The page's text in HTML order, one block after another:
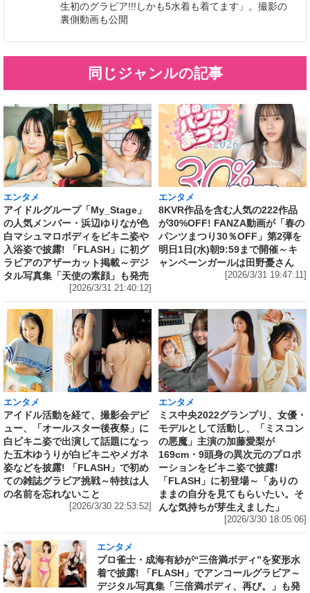
生初のグラビア!!!しかも5水着も着てます」。撮影の
裏側動画も公開
同じジャンルの記事
エンタメ
アイドルグループ「My_Stage」
の人気メンバー・浜辺ゆりなが色
白マシュマロボディをビキニ姿や
入浴姿で披露! 「FLASH」に初グ
ラビアのアザーカット掲載～デジ
タル写真集「天使の素顔」も発売
[2026/3/31 21:40:12]
エンタメ
8KVR作品を含む人気の222作品
が30%OFF! FANZA動画が「春の
パンツまつり30％OFF」第2弾を
明日1日(水)朝9:59まで開催～キ
ャンペーンガールは田野憂さん
[2026/3/31 19:47:11]
エンタメ
アイドル活動を経て、撮影会デビ
ュー、「オールスター後夜祭」に
白ビキニ姿で出演して話題になっ
た五木ゆうりが白ビキニやメガネ
姿などを披露! 「FLASH」で初め
ての雑誌グラビア挑戦～特技は人
の名前を忘れないこと
[2026/3/30 22:53:52]
エンタメ
ミス中央2022グランプリ、女優・
モデルとして活動し、「ミスコン
の悪魔」主演の加藤愛梨が
169cm・9頭身の異次元のプロポ
ーションをビキニ姿で披露!
「FLASH」に初登場～「ありの
ままの自分を見てもらいたい。そ
んな気持ちが芽生えました」
[2026/3/30 18:05:06]
エンタメ
プロ雀士・成海有紗が“三倍満ボディ”を変形水
着で披露! 「FLASH」でアンコールグラビア～
デジタル写真集「三倍満ボディ、再び。」も発